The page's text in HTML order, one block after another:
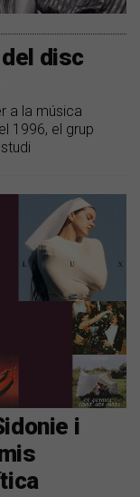
disc
a la música
1996, el grup
i